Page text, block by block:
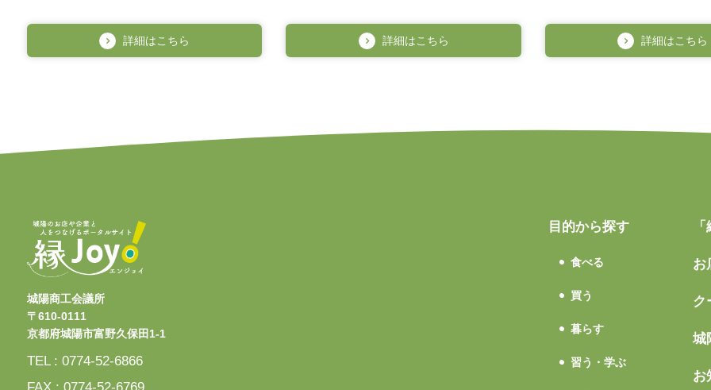
詳細はこちら 詳細はこちら 詳細はこちら
城陽商工会議所
〒610-0111
京都府城陽市富野久保田1-1
TEL : 0774-52-6866
目的から探す
食べる
買う
暮らす
習う・学ぶ
お
ク
城
お